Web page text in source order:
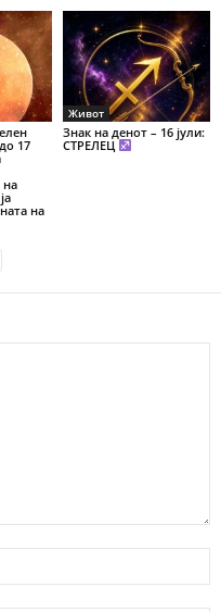
17
на
на
Живот
Знак на денот – 16 јули:
СТРЕЛЕЦ